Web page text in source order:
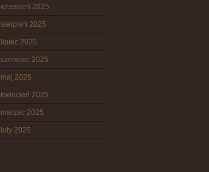
wrzesień 2025
sierpień 2025
lipiec 2025
czerwiec 2025
maj 2025
kwiecień 2025
marzec 2025
luty 2025